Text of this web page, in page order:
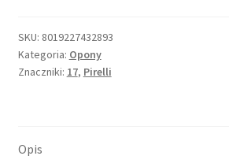
17
(58W)
SCORPION
(przód)
SKU: 8019227432893
Kategoria: Opony
Znaczniki: 17, Pirelli
Opis